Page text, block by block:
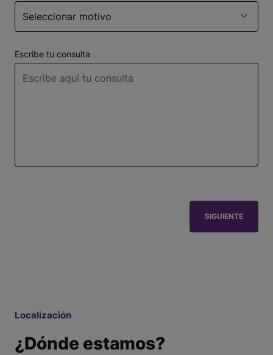
Seleccionar motivo
Escribe tu consulta
SIGUIENTE
Localización
¿Dónde estamos?